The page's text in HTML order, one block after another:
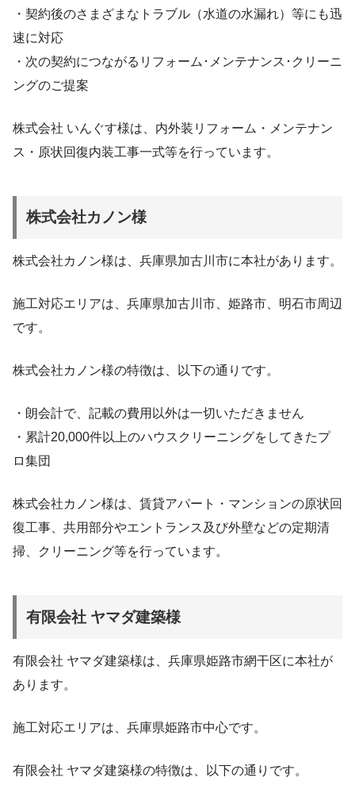
・契約後のさまざまなトラブル（水道の水漏れ）等にも迅
速に対応
・次の契約につながるリフォーム･メンテナンス･クリーニ
ングのご提案
株式会社 いんぐす様は、内外装リフォーム・メンテナン
ス・原状回復内装工事一式等を行っています。
株式会社カノン様
株式会社カノン様は、兵庫県加古川市に本社があります。
施工対応エリアは、兵庫県加古川市、姫路市、明石市周辺
です。
株式会社カノン様の特徴は、以下の通りです。
・朗会計で、記載の費⽤以外は⼀切いただきません
・累計20,000件以上のハウスクリーニングをしてきたプ
ロ集団
株式会社カノン様は、賃貸アパート・マンションの原状回
復工事、共用部分やエントランス及び外壁などの定期清
掃、クリーニング等を行っています。
有限会社 ヤマダ建築様
有限会社 ヤマダ建築様は、兵庫県姫路市網干区に本社が
あります。
施工対応エリアは、兵庫県姫路市中心です。
有限会社 ヤマダ建築様の特徴は、以下の通りです。